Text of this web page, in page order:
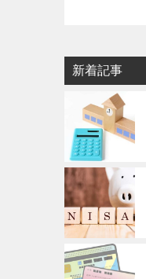
新着記事